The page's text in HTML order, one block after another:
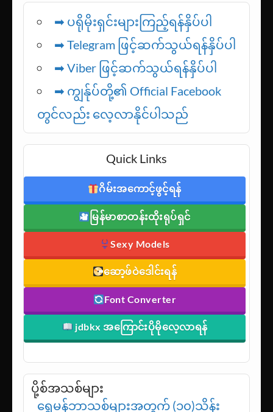
➡ ပရိုမိုးရှင်းများကြည့်ရန်နှိပ်ပါ
➡ Telegram ဖြင့်ဆက်သွယ်ရန်နှိပ်ပါ
➡ Viber ဖြင့်ဆက်သွယ်ရန်နှိပ်ပါ
➡ ကျွန်ုပ်တို့၏ Official Facebook
တွင်လည်း လေ့လာနိုင်ပါသည်
Quick Links
ဂိမ်းအကောင့်ဖွင့်ရန်
မြန်မာစာတန်းထိုးရုပ်ရှင်
Sexy Models
ဆော့ဖ်ဝဲဒေါင်းရန်
Font Converter
jdbkx အကြောင်းပိုမိုလေ့လာရန်
ပို့စ်အသစ်များ
ရွှေမန်ဘာသစ်များအတွက် (၁၀)သိန်း